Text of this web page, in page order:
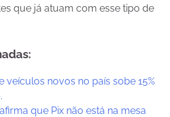
que já atuam com esse tipo de
veículos novos no país sobe 15%
que Pix não está na mesa